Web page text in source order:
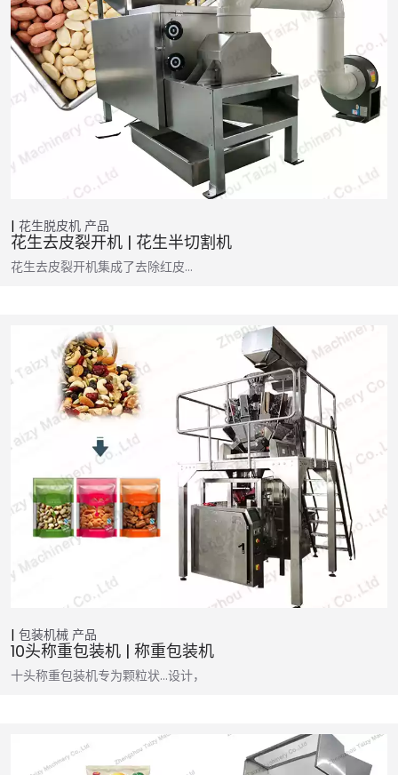
花生脱皮机 产品
花生去皮裂开机 | 花生半切割机
花生去皮裂开机集成了去除红皮…
包装机械 产品
10头称重包装机 | 称重包装机
十头称重包装机专为颗粒状…设计，